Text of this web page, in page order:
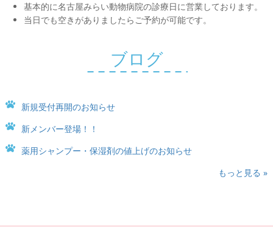
基本的に名古屋みらい動物病院の診療日に営業しております。
当日でも空きがありましたらご予約が可能です。
ブログ
新規受付再開のお知らせ
新メンバー登場！！
薬用シャンプー・保湿剤の値上げのお知らせ
もっと見る »